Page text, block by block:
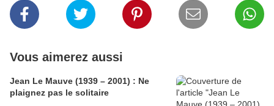
Vous aimerez aussi
Jean Le Mauve (1939 – 2001) : Ne
plaignez pas le solitaire